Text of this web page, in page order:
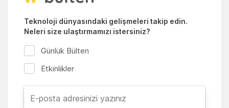
Teknoloji dünyasındaki gelişmeleri takip edin.
Neleri size ulaştırmamızı istersiniz?
Günlük Bülten
Etkinlikler